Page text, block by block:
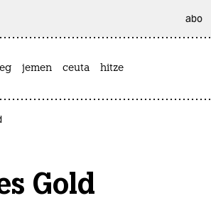
abo
jemen ceuta hitze
Gold